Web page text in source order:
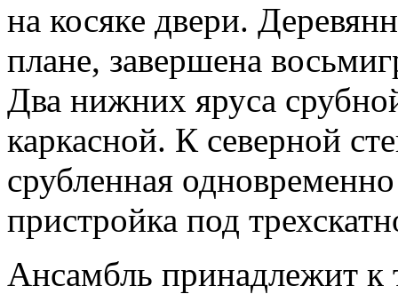
на косяке двери.
плане, завершена
Два нижних яруса
каркасной. К северной
срубленная
пристройка под
Ансамбль принадлежит